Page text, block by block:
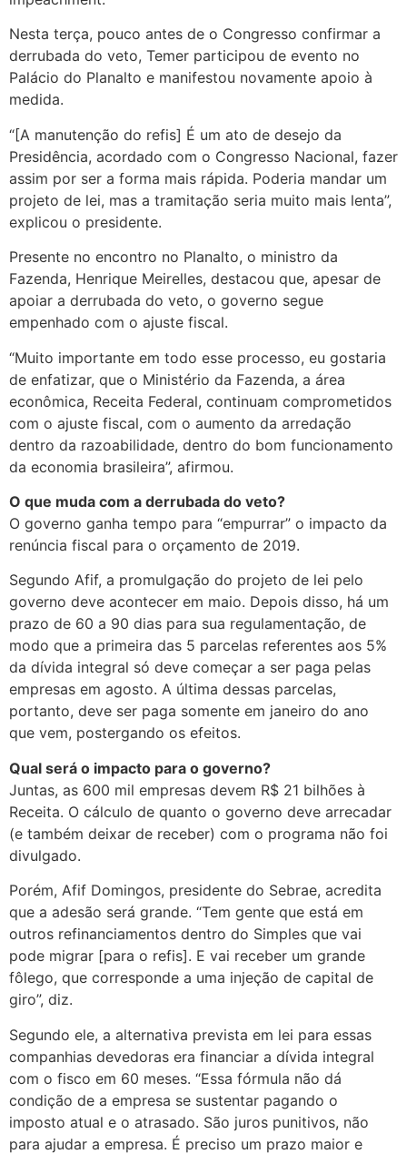
Nesta terça, pouco antes de o Congresso confirmar a
derrubada do veto, Temer participou de evento no
Palácio do Planalto e manifestou novamente apoio à
medida.
“[A manutenção do refis] É um ato de desejo da
Presidência, acordado com o Congresso Nacional, fazer
assim por ser a forma mais rápida. Poderia mandar um
projeto de lei, mas a tramitação seria muito mais lenta”,
explicou o presidente.
Presente no encontro no Planalto, o ministro da
Fazenda, Henrique Meirelles, destacou que, apesar de
apoiar a derrubada do veto, o governo segue
empenhado com o ajuste fiscal.
“Muito importante em todo esse processo, eu gostaria
de enfatizar, que o Ministério da Fazenda, a área
econômica, Receita Federal, continuam comprometidos
com o ajuste fiscal, com o aumento da arredação
dentro da razoabilidade, dentro do bom funcionamento
da economia brasileira”, afirmou.
O que muda com a derrubada do veto?
O governo ganha tempo para “empurrar” o impacto da
renúncia fiscal para o orçamento de 2019.
Segundo Afif, a promulgação do projeto de lei pelo
governo deve acontecer em maio. Depois disso, há um
prazo de 60 a 90 dias para sua regulamentação, de
modo que a primeira das 5 parcelas referentes aos 5%
da dívida integral só deve começar a ser paga pelas
empresas em agosto. A última dessas parcelas,
portanto, deve ser paga somente em janeiro do ano
que vem, postergando os efeitos.
Qual será o impacto para o governo?
Juntas, as 600 mil empresas devem R$ 21 bilhões à
Receita. O cálculo de quanto o governo deve arrecadar
(e também deixar de receber) com o programa não foi
divulgado.
Porém, Afif Domingos, presidente do Sebrae, acredita
que a adesão será grande. “Tem gente que está em
outros refinanciamentos dentro do Simples que vai
pode migrar [para o refis]. E vai receber um grande
fôlego, que corresponde a uma injeção de capital de
giro”, diz.
Segundo ele, a alternativa prevista em lei para essas
companhias devedoras era financiar a dívida integral
com o fisco em 60 meses. “Essa fórmula não dá
condição de a empresa se sustentar pagando o
imposto atual e o atrasado. São juros punitivos, não
para ajudar a empresa. É preciso um prazo maior e